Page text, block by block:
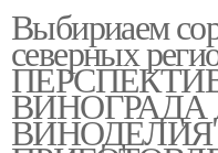
Выбириаем
северных
ВИНОГРАДА